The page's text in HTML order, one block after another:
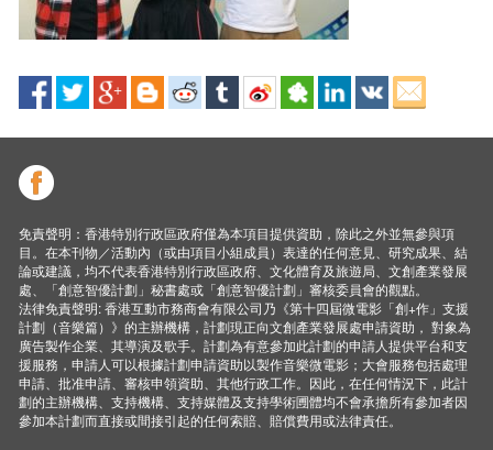
免責聲明：香港特別行政區政府僅為本項目提供資助，除此之外並無參與項
目。在本刊物／活動內（或由項目小組成員）表達的任何意見、研究成果、結
論或建議，均不代表香港特別行政區政府、文化體育及旅遊局、文創產業發展
處、「創意智優計劃」秘書處或「創意智優計劃」審核委員會的觀點。
法律免責聲明: 香港互動市務商會有限公司乃《第十四屆微電影「創+作」支援
計劃（音樂篇）》的主辦機構，計劃現正向文創產業發展處申請資助， 對象為
廣告製作企業、其導演及歌手。計劃為有意參加此計劃的申請人提供平台和支
援服務，申請人可以根據計劃申請資助以製作音樂微電影；大會服務包括處理
申請、批准申請、審核申領資助、其他行政工作。因此，在任何情況下，此計
劃的主辦機構、支持機構、支持媒體及支持學術圑體均不會承擔所有參加者因
參加本計劃而直接或間接引起的任何索賠、賠償費用或法律責任。